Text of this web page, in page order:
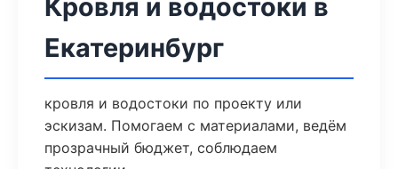
Кровля и водостоки в
Екатеринбург
кровля и водостоки по проекту или
эскизам. Помогаем с материалами, ведём
прозрачный бюджет, соблюдаем